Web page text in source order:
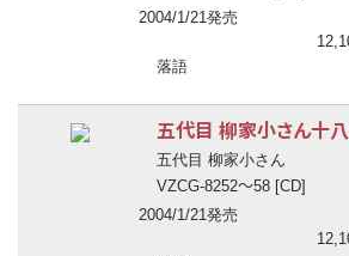
2004/1/21発売
落語
五代目 柳家小さん十八
五代目 柳家小さん
VZCG-8252〜58 [CD]
2004/1/21発売